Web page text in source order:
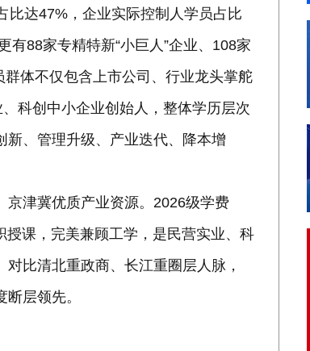
比达47%，企业实际控制人学员占比
88家专精特新“小巨人”企业、108家
体不仅包含上市公司、行业龙头掌舵
科创中小企业创始人，整体学历层次
新、管理升级、产业迭代、降本增
津冀优质产业资源。2026级学费
课，完美兼顾工学，是民营实业、科
比清北重政商、长江重圈层人脉，
层领先。